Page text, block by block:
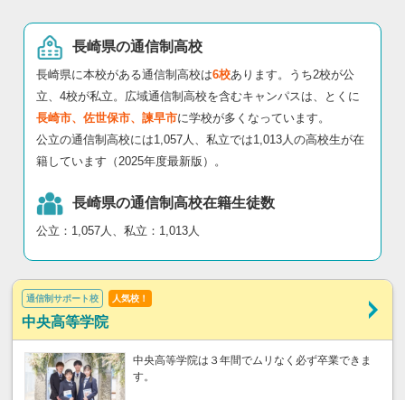
長崎県の通信制高校
長崎県に本校がある通信制高校は6校あります。うち2校が公
立、4校が私立。広域通信制高校を含むキャンパスは、とくに
長崎市、佐世保市、諫早市に学校が多くなっています。
公立の通信制高校には1,057人、私立では1,013人の高校生が在
籍しています（2025年度最新版）。
長崎県の通信制高校在籍生徒数
公立：1,057人、私立：1,013人
通信制サポート校 人気校！
中央高等学院
中央高等学院は３年間でムリなく必ず卒業できま
す。